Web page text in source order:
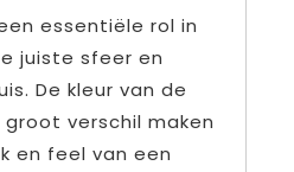
essentiële rol in
juiste sfeer en
De kleur van de
verschil maken
en feel van een